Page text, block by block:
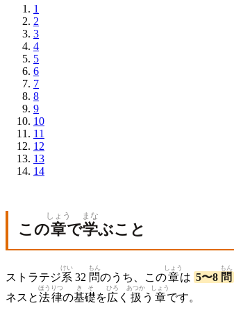
1
2
3
4
5
6
7
8
9
10
11
12
13
14
この章
しょう
で学
まな
ぶこと
ストラテジ系
けい
32 問
もん
のうち、この章
しょう
は 5〜8 問
もん
ネスと法律
ほうりつ
の基礎
きそ
を広
ひろ
く 扱
あつか
う 章
しょう
です。